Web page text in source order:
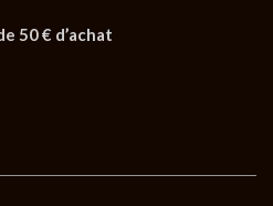
50 € d’achat